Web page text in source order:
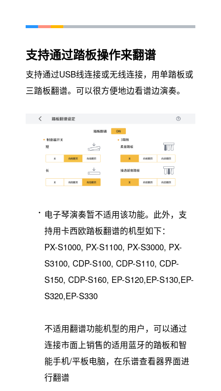
支持通过踏板操作来翻谱
支持通过USB线连接或无线连接，用单踏板或
三踏板翻谱。可以很方便地边看谱边演奏。
电子琴演奏暂不适用该功能。此外，支
持用卡西欧踏板翻谱的机型如下：
PX-S1000, PX-S1100, PX-S3000, PX-
S3100, CDP-S100, CDP-S110, CDP-
S150, CDP-S160, EP-S120,EP-S130,EP-
S320,EP-S330
不适用翻谱功能机型的用户，可以通过
连接市面上销售的适用蓝牙的踏板和智
能手机/平板电脑，在乐谱查看器界面进
行翻谱